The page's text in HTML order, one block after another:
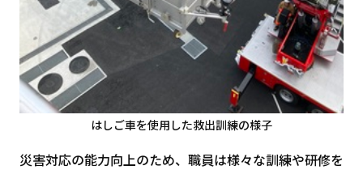
はしご車を使用した救出訓練の様子
災害対応の能力向上のため、職員は様々な訓練や研修を